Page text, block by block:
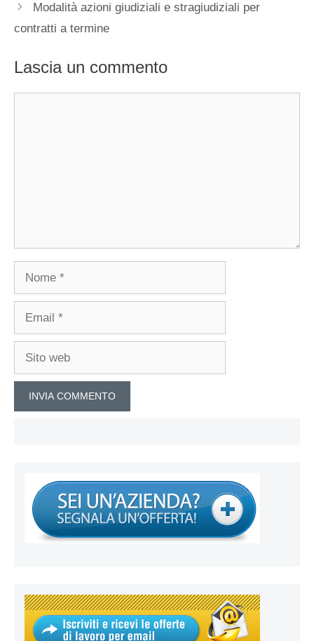
Modalità azioni giudiziali e stragiudiziali per
contratti a termine
Lascia un commento
Nome
Email
Sito